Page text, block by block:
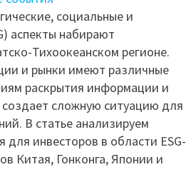
социальные и
аспекты набирают
Тихоокеанском регионе.
и рынки имеют различные
раскрытия информации и
сложную ситуацию для
В статье анализируем
инвесторов в области ESG-
Китая, Гонконга, Японии и